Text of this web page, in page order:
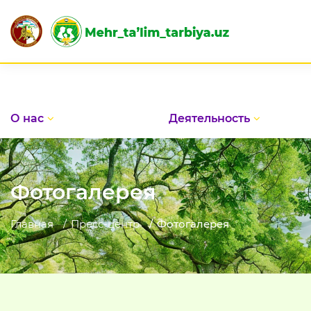
О нас Деятельность
Фотогалерея
Главная Пресс-центр Фотогалерея